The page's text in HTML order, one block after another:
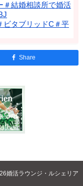
＃結婚相談所で婚活
ビタブリッドC＃平
Share
婚活ラウンジ・ルシェリア